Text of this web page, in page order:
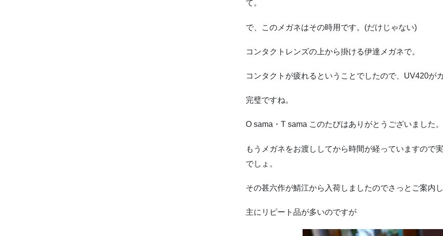
て。
で、このメガネはその時用です。(だけじゃない)
コンタクトレンズの上から掛ける伊達メガネで。
コンタクトが疲れるということでしたので、UV420が
完璧ですね。
O sama・T sama このたびはありがとうございました。
もうメガネをお渡ししてから時間が経っていますので
でしょ。
その甚六作が鯖江から入荷しましたのでさっとご案内
主にリピート品が多いのですが